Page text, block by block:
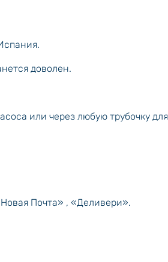
доволен.
или через любую трубочку для
Почта» , «Деливери».